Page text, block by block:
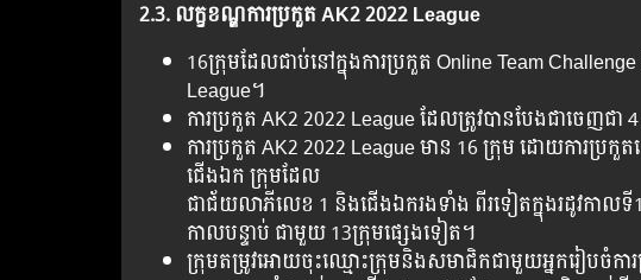
2.3. លក្ខខណ្ឌការប្រកួត AK2 2022 League
16ក្រុមដែលជាប់នៅក្នុង​ការប្រកួត Online Team
League។
ការប្រកួត AK2 2022 League ដែលត្រូវបានបែងជាចេញជា
ការប្រកួត AK2 2022 League មាន 16 ក្រុម ដោយការប្រកួ
ជើងឯក ក្រុមដែល
ជាជ័យលាភីលេខ 1 និងជើងឯករងទាំង ពីរទៀតក្នុងរដូវកាលទី
កាលបន្ទាប់ ជាមួយ 13ក្រុមផ្សេងទៀត។
ក្រុមតម្រូវអោយចុះឈ្មោះក្រុមនិងសមាជិកជាមួយអ្នករៀបចំកា